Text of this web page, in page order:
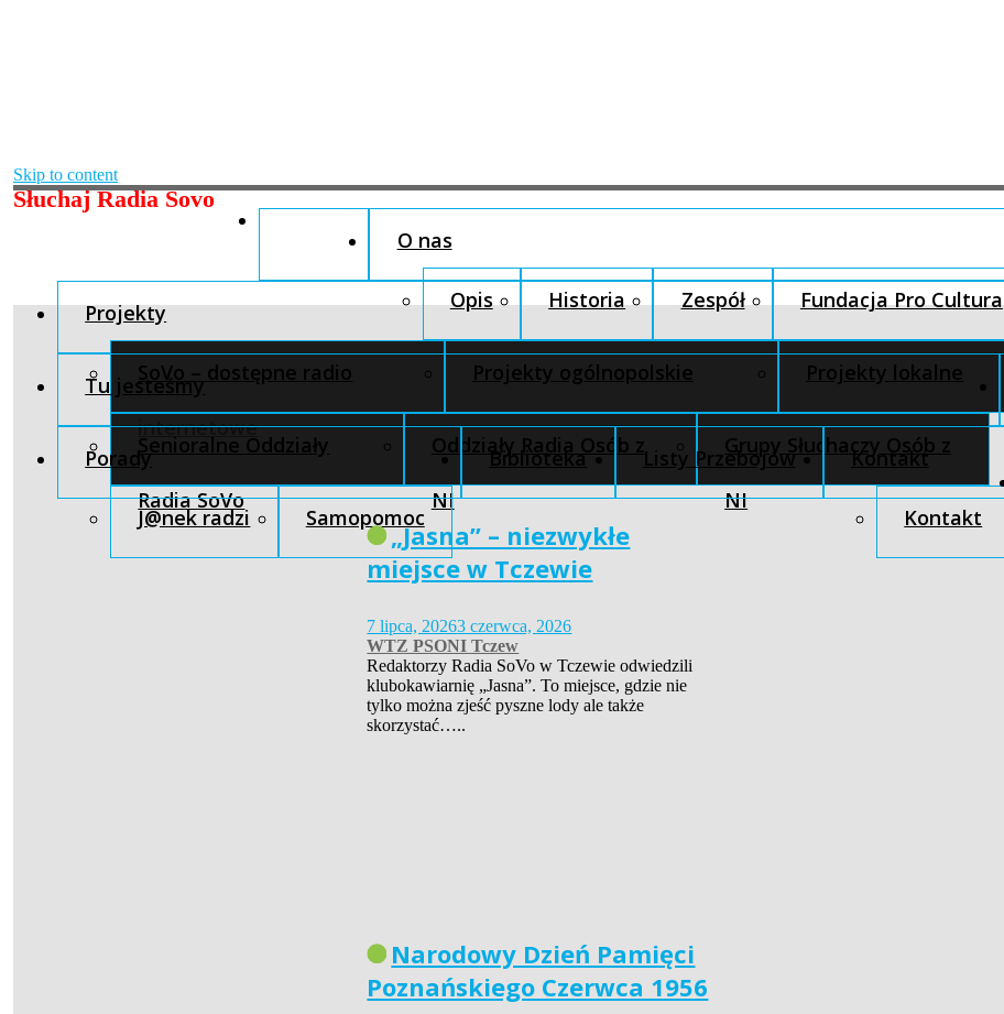
Skip to content
Słuchaj Radia Sovo
O nas
Opis Historia Zespół Fundacja Pro Cultura
Projekty
SoVo – dostępne radio
internetowe
Projekty ogólnopolskie Projekty lokalne
Tu jesteśmy
Senioralne Oddziały
Radia SoVo
Oddziały Radia Osób z
NI
Grupy Słuchaczy Osób z
NI
Porady
J@nek radzi Samopomoc
Biblioteka Listy Przebojów Kontakt
Kontakt
„Jasna” – niezwykłe
miejsce w Tczewie
7 lipca, 20263 czerwca, 2026
WTZ PSONI Tczew
Redaktorzy Radia SoVo w Tczewie odwiedzili
klubokawiarnię „Jasna”. To miejsce, gdzie nie
tylko można zjeść pyszne lody ale także
skorzystać…..
Narodowy Dzień Pamięci
Poznańskiego Czerwca 1956